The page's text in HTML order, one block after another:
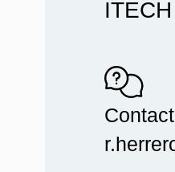
ITECH